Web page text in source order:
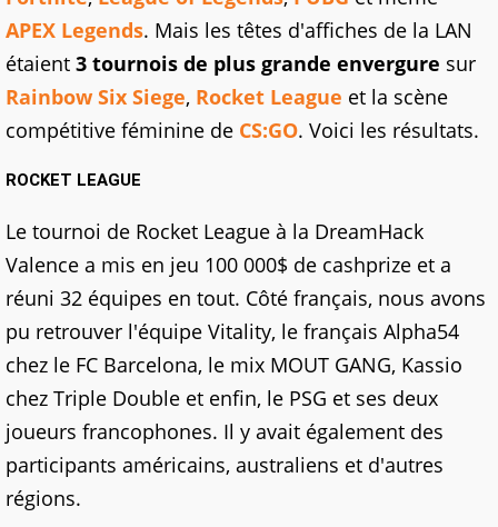
APEX Legends. Mais les têtes d'affiches de la LAN
étaient 3 tournois de plus grande envergure sur
Rainbow Six Siege, Rocket League et la scène
compétitive féminine de CS:GO. Voici les résultats.
ROCKET LEAGUE
Le tournoi de Rocket League à la DreamHack
Valence a mis en jeu 100 000$ de cashprize et a
réuni 32 équipes en tout. Côté français, nous avons
pu retrouver l'équipe Vitality, le français Alpha54
chez le FC Barcelona, le mix MOUT GANG, Kassio
chez Triple Double et enfin, le PSG et ses deux
joueurs francophones. Il y avait également des
participants américains, australiens et d'autres
régions.